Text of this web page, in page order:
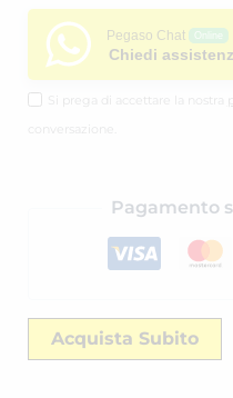
Pegaso Chat
Chiedi
Si prega di accettare la nostra
Pagamento
Acquista Subito